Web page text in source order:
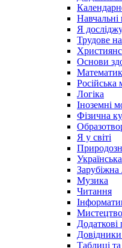
Навчальні
Я
Трудове
Основи
Російська
Логіка
Іноземні
Фізична
Я у світі
Зарубіжна
Музика
Читання
Мистецтво
Додаткові
Таблиці